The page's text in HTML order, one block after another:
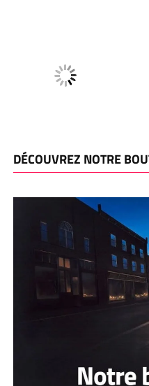
DÉCOUVREZ NOTRE